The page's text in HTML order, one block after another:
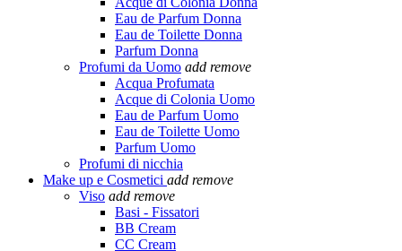
Eau de Parfum Donna
Eau de Toilette Donna
Parfum Donna
Profumi da Uomo add remove
Acqua Profumata
Acque di Colonia Uomo
Eau de Parfum Uomo
Eau de Toilette Uomo
Parfum Uomo
Profumi di nicchia
Make up e Cosmetici add remove
Viso add remove
Basi - Fissatori
BB Cream
CC Cream